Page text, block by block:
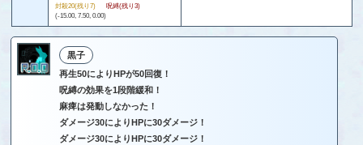
封殺20(残り7)
呪縛(残り3)
(-15.00, 7.50, 0.00)
黒子
再生50によりHPが50回復！
呪縛の効果を1段階緩和！
麻痺は発動しなかった！
ダメージ30によりHPに30ダメージ！
ダメージ30によりHPに30ダメージ！